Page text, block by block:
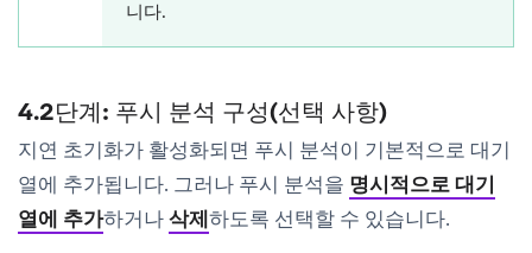
니다.
4.2단계: 푸시 분석 구성(선택 사항)
지연 초기화가 활성화되면 푸시 분석이 기본적으로 대기
열에 추가됩니다. 그러나 푸시 분석을 명시적으로 대기
열에 추가하거나삭제하도록 선택할 수 있습니다.